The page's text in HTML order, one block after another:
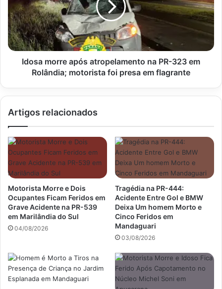
na
PR-
323
em
Rolândia;
motorista
Idosa morre após atropelamento na PR-323 em
Rolândia; motorista foi presa em flagrante
Artigos relacionados
Motorista Morre e Dois
Ocupantes Ficam Feridos em
Grave Acidente na PR-539
em Marilândia do Sul
04/08/2026
Tragédia na PR-444:
Acidente Entre Gol e BMW
Deixa Um homem Morto e
Cinco Feridos em
Mandaguari
03/08/2026